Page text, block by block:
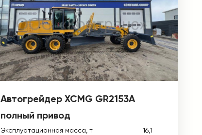
Автогрейдер XCMG GR2153A
полный привод
Эксплуатационная масса, т
16,1